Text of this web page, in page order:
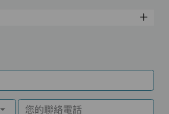
您的聯絡電話